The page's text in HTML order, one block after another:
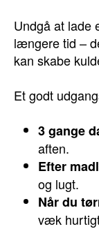
Undgå at lade
længere tid –
kan skabe
Et godt
3 gange
aften.
Efter
og lugt.
Når du
væk